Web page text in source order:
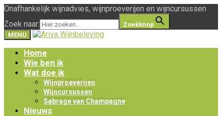
Onafhankelijk wijnadvies, wijnproeverijen en wijncursussen
Zoek naar:
Zoekknop
MENU
Home
Wie ben ik
Wat doe ik
Wijnproeverijen
Wijncursussen
Sabrage van Champagne
Nieuws